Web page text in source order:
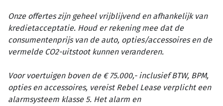
Onze offertes zijn geheel vrijblijvend en afhankelijk van
kredietacceptatie. Houd er rekening mee dat de
consumentenprijs van de auto, opties/accessoires en de
vermelde CO2-uitstoot kunnen veranderen.
Voor voertuigen boven de € 75.000,- inclusief BTW, BPM,
opties en accessoires, vereist Rebel Lease verplicht een
alarmsysteem klasse 5. Het alarm en